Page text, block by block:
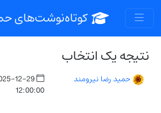
کوتاه‌نوشت‌های
نتیجه یک انتخاب
حمید رضا نیرومند
12-29
12:00:00